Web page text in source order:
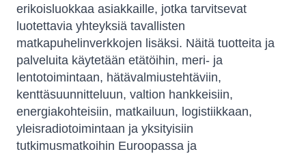
erikoisluokkaa asiakkaille, jotka tarvitsevat
luotettavia yhteyksiä tavallisten
matkapuhelinverkkojen lisäksi. Näitä tuotteita ja
palveluita käytetään etätöihin, meri- ja
lentotoimintaan, hätävalmiustehtäviin,
kenttäsuunnitteluun, valtion hankkeisiin,
energiakohteisiin, matkailuun, logistiikkaan,
yleisradiotoimintaan ja yksityisiin
tutkimusmatkoihin Euroopassa ja